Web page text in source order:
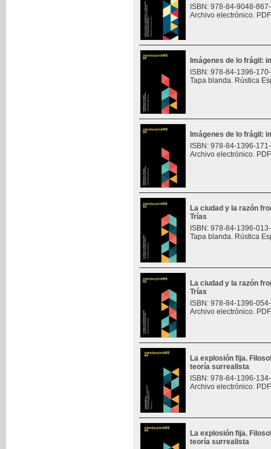
ISBN: 978-84-9048-
Archivo electrónico.
Imágenes de lo frágil:
ISBN: 978-84-1396-
Tapa blanda. Rústica
Imágenes de lo frágil:
ISBN: 978-84-1396-
Archivo electrónico.
La ciudad y la razón
Trías
ISBN: 978-84-1396-
Tapa blanda. Rústica
La ciudad y la razón
Trías
ISBN: 978-84-1396-
Archivo electrónico.
La explosión fija.
teoría surrealista
ISBN: 978-84-1396-
Archivo electrónico.
La explosión fija.
teoría surrealista